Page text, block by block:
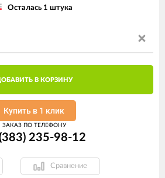
Осталась 1 штука
В КОРЗИНУ
Купить в 1 клик
ЗАКАЗ ПО ТЕЛЕФОНУ
235-98-12
Сравнение